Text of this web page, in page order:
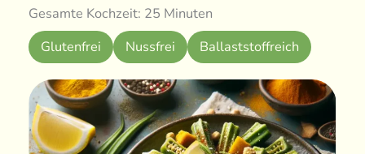
Gesamte Kochzeit: 25 Minuten
Glutenfrei
Nussfrei Ballaststoffreich